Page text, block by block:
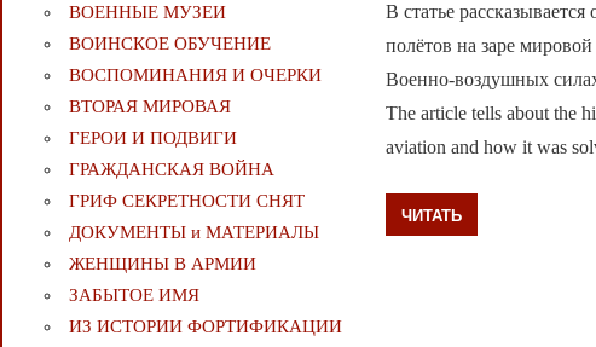
В статье
полётов на заре
Военно-воздушных
The article tells about the
aviation and how it was
ЧИТАТЬ
ВОЕННЫЕ МУЗЕИ
ВОИНСКОЕ ОБУЧЕНИЕ
ВОСПОМИНАНИЯ И ОЧЕРКИ
ВТОРАЯ МИРОВАЯ
ГЕРОИ И ПОДВИГИ
ГРАЖДАНСКАЯ ВОЙНА
ГРИФ СЕКРЕТНОСТИ СНЯТ
ДОКУМЕНТЫ и МАТЕРИАЛЫ
ЖЕНЩИНЫ В АРМИИ
ЗАБЫТОЕ ИМЯ
ИЗ ИСТОРИИ ФОРТИФИКАЦИИ